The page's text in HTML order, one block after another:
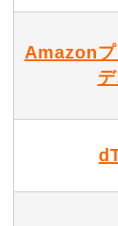
Amazon